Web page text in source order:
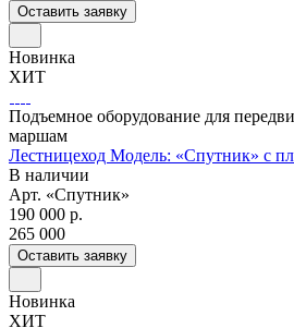
Оставить заявку
Новинка
ХИТ
Подъемное оборудование для
маршам
Лестницеход Модель: «Спутник» с
В наличии
Арт. «Спутник»
190 000 р.
265 000
Оставить заявку
Новинка
ХИТ